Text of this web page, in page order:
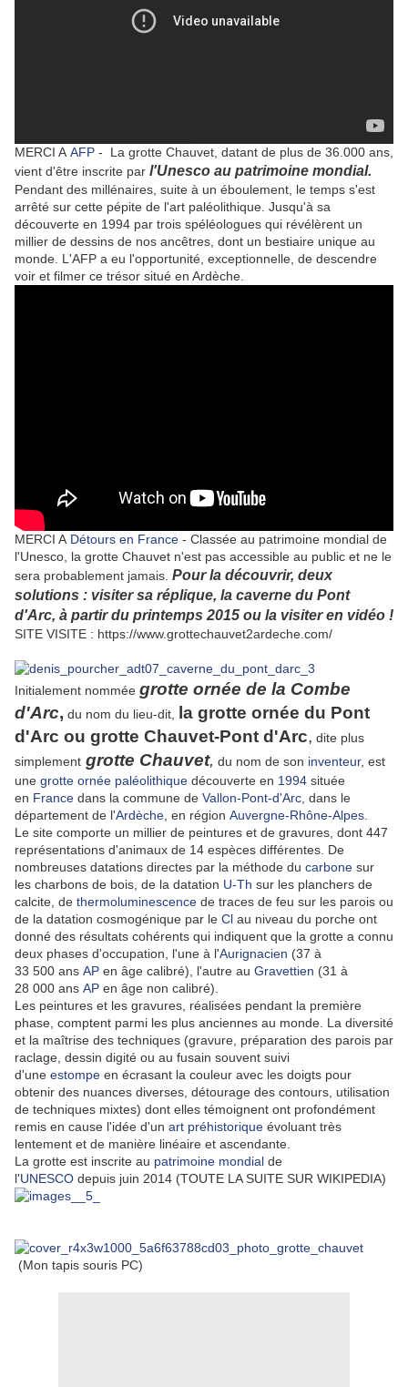
MERCI A AFP - La grotte Chauvet, datant de plus de 36.000 ans,
vient d'être inscrite par l'Unesco au patrimoine mondial.
Pendant des millénaires, suite à un éboulement, le temps s'est
arrêté sur cette pépite de l'art paléolithique. Jusqu'à sa
découverte en 1994 par trois spéléologues qui révélèrent un
millier de dessins de nos ancêtres, dont un bestiaire unique au
monde. L'AFP a eu l'opportunité, exceptionnelle, de descendre
voir et filmer ce trésor situé en Ardèche.
MERCI A Détours en France - Classée au patrimoine mondial de
l'Unesco, la grotte Chauvet n'est pas accessible au public et ne le
sera probablement jamais. Pour la découvrir, deux
solutions : visiter sa réplique, la caverne du Pont
d'Arc, à partir du printemps 2015 ou la visiter en vidéo !
SITE VISITE : https://www.grottechauvet2ardeche.com/
Initialement nommée grotte ornée de la Combe
d'Arc, du nom du lieu-dit,
la grotte ornée du Pont
d'Arc ou grotte Chauvet-Pont d'Arc, dite plus
simplement grotte Chauvet, du nom de son inventeur, est
une grotte ornée paléolithique découverte en 1994 située
en France dans la commune de Vallon-Pont-d'Arc , dans le
département de l'Ardèche , en région Auvergne-Rhône-Alpes
Le site comporte un millier de peintures et de gravures, dont 447
représentations d'animaux de 14 espèces différentes. De
nombreuses datations directes par la méthode du carbone sur
les charbons de bois, de la datation U-Th sur les planchers de
calcite, de thermoluminescence de traces de feu sur les parois ou
de la datation cosmogénique par le Cl au niveau du porche ont
donné des résultats cohérents qui indiquent que la grotte a connu
deux phases d'occupation, l'une à l'Aurignacien (37 à
33 500 ans AP en âge calibré), l'autre au Gravettien (31 à
28 000 ans AP en âge non calibré).
Les peintures et les gravures, réalisées pendant la première
phase, comptent parmi les plus anciennes au monde. La diversité
et la maîtrise des techniques (gravure, préparation des parois par
raclage, dessin digité ou au fusain souvent suivi
d'une estompe en écrasant la couleur avec les doigts pour
obtenir des nuances diverses, détourage des contours, utilisation
de techniques mixtes) dont elles témoignent ont profondément
remis en cause l'idée d'un art préhistorique évoluant très
lentement et de manière linéaire et ascendante.
La grotte est inscrite au patrimoine mondial de
l'UNESCO depuis juin 2014 (TOUTE LA SUITE SUR WIKIPEDIA)
(Mon tapis souris PC)